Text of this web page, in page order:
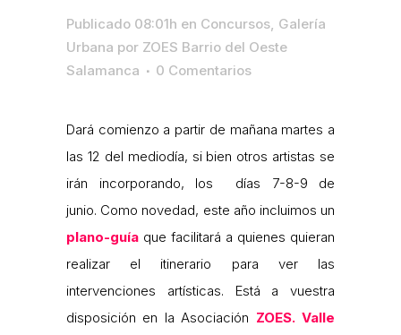
Publicado 08:01h en Concursos, Galería
Urbana por ZOES Barrio del Oeste
Salamanca
0 Comentarios
Dará comienzo a partir de mañana martes a
las 12 del mediodía, si bien otros artistas se
irán incorporando, los días 7-8-9 de
junio. Como novedad, este año incluimos un
plano-guía que facilitará a quienes quieran
realizar el itinerario para ver las
intervenciones artísticas. Está a vuestra
disposición en la Asociación ZOES. Valle